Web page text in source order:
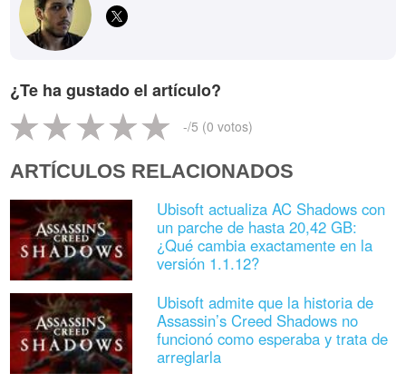
¿Te ha gustado el artículo?
-/5 (0 votos)
ARTÍCULOS RELACIONADOS
Ubisoft actualiza AC Shadows con
un parche de hasta 20,42 GB:
¿Qué cambia exactamente en la
versión 1.1.12?
Ubisoft admite que la historia de
Assassin’s Creed Shadows no
funcionó como esperaba y trata de
arreglarla